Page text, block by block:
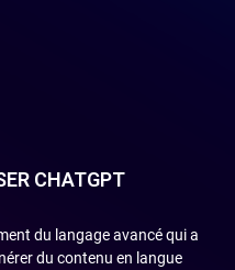
CHATGPT
du langage avancé qui a
du contenu en langue